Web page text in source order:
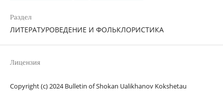
Раздел
ЛИТЕРАТУРОВЕДЕНИЕ И ФОЛЬКЛОРИСТИКА
Лицензия
Copyright (c) 2024 Bulletin of Shokan Ualikhanov Kokshetau